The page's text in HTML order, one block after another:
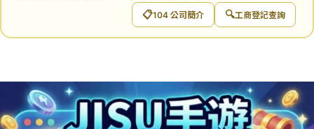
📋104 公司簡介 🔍工商登記查詢